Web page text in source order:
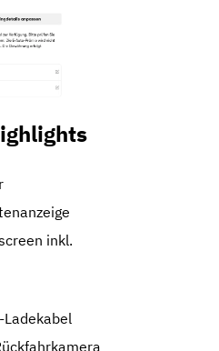
inkl.
Ladekabel